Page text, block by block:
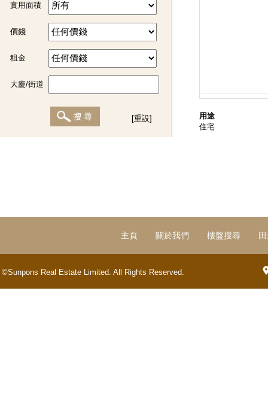
實用面積
價錢
租金
大廈/街道
[重設]
用途
住宅
主頁 關於我們 樓盤搜尋
©Sunpons Real Estate Limited. All Rights Reserved.